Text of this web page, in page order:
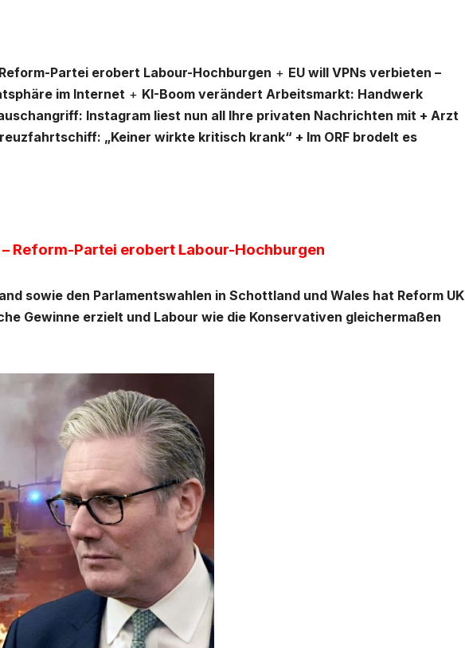
Partei erobert Labour-Hochburgen + EU will VPNs verbieten –
im Internet + KI-Boom verändert Arbeitsmarkt: Handwerk
Instagram liest nun all Ihre privaten Nachrichten mit + Arzt
„Keiner wirkte kritisch krank“ + Im ORF brodelt es
Reform-Partei erobert Labour-Hochburgen
sowie den Parlamentswahlen in Schottland und Wales hat Reform UK
Gewinne erzielt und Labour wie die Konservativen gleichermaßen